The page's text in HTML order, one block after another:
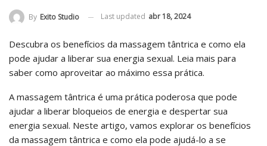
By Exito Studio Last updated abr 18, 2024
Descubra os benefícios da massagem tântrica e como ela
pode ajudar a liberar sua energia sexual. Leia mais para
saber como aproveitar ao máximo essa prática.
A massagem tântrica é uma prática poderosa que pode
ajudar a liberar bloqueios de energia e despertar sua
energia sexual. Neste artigo, vamos explorar os benefícios
da massagem tântrica e como ela pode ajudá-lo a se